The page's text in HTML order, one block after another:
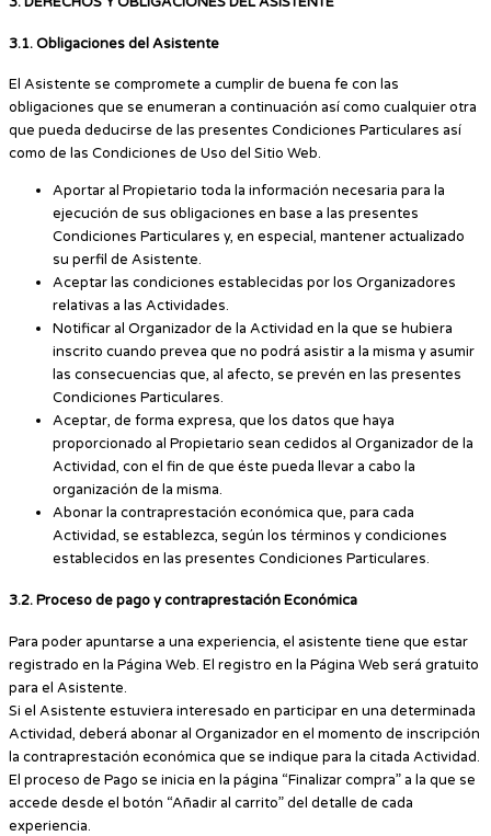
3.1. Obligaciones del Asistente
El Asistente se compromete a cumplir de buena fe con las
obligaciones que se enumeran a continuación así como cualquier otra
que pueda deducirse de las presentes Condiciones Particulares así
como de las Condiciones de Uso del Sitio Web.
Aportar al Propietario toda la información necesaria para la
ejecución de sus obligaciones en base a las presentes
Condiciones Particulares y, en especial, mantener actualizado
su perfil de Asistente.
Aceptar las condiciones establecidas por los Organizadores
relativas a las Actividades.
Notificar al Organizador de la Actividad en la que se hubiera
inscrito cuando prevea que no podrá asistir a la misma y asumir
las consecuencias que, al afecto, se prevén en las presentes
Condiciones Particulares.
Aceptar, de forma expresa, que los datos que haya
proporcionado al Propietario sean cedidos al Organizador de la
Actividad, con el fin de que éste pueda llevar a cabo la
organización de la misma.
Abonar la contraprestación económica que, para cada
Actividad, se establezca, según los términos y condiciones
establecidos en las presentes Condiciones Particulares.
3.2. Proceso de pago y contraprestación Económica
Para poder apuntarse a una experiencia, el asistente tiene que estar
registrado en la Página Web. El registro en la Página Web será gratuito
para el Asistente.
Si el Asistente estuviera interesado en participar en una determinada
Actividad, deberá abonar al Organizador en el momento de inscripción
la contraprestación económica que se indique para la citada Actividad.
El proceso de Pago se inicia en la página “Finalizar compra” a la que se
accede desde el botón “Añadir al carrito” del detalle de cada
experiencia.